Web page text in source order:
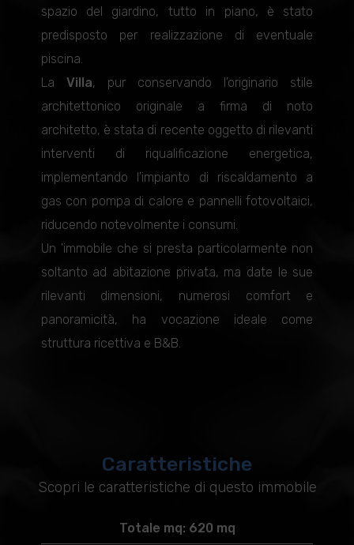
spazio del giardino, tutto in piano, è stato
predisposto per realizzazione di eventuale
piscina.
La Villa, pur conservando l'originario stile
architettonico originale a firma di noto
architetto, è stata di recente oggetto di rilevanti
interventi di riqualificazione energetica,
implementando l'impianto di riscaldamento a
gas con pompa di calore e pannelli fotovoltaici,
riducendo notevolmente i consumi.
Un 'immobile che si presta particolarmente non
soltanto ad abitazione privata, ma date le sue
rilevanti dimensioni, numerosi comfort e
panoramicità, ha vocazione ideale come
struttura ricettiva e B&B.
Caratteristiche
Scopri le caratteristiche di questo immobile
Totale mq: 620 mq